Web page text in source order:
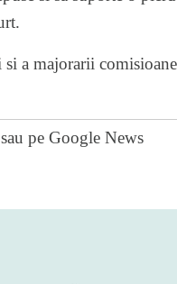
a majorarii
sau pe Google News